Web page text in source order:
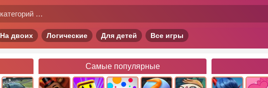
На двоих Логические Для детей Все игры
Самые популярные